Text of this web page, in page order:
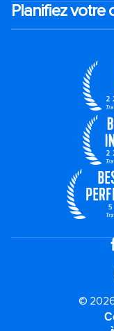
Planifiez votre
©